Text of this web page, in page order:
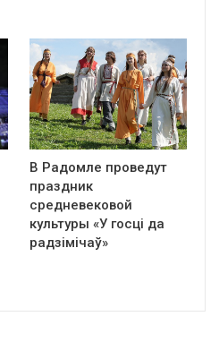
В Радомле проведут
праздник
средневековой
культуры «У госці да
радзімічаў»